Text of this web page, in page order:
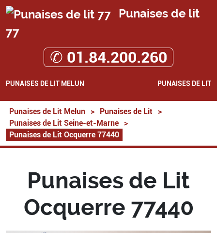
Punaises de lit
77
✆ 01.84.200.260
PUNAISES DE LIT MELUN PUNAISES DE LIT
Punaises de Lit Melun > Punaises de Lit
>
Punaises de Lit Seine-et-Marne
>
Punaises de Lit Ocquerre 77440
Punaises de Lit
Ocquerre 77440